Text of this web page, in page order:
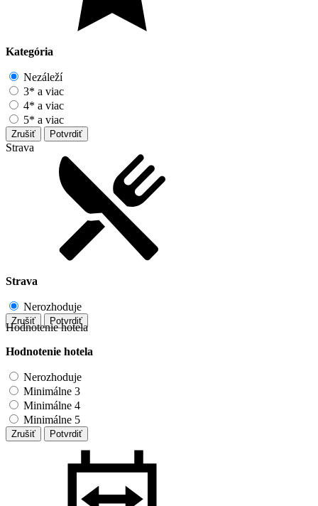
Kategória
Nezáleží
3* a viac
4* a viac
5* a viac
Zrušiť Potvrdiť
Strava
Strava
Nerozhoduje
Zrušiť Potvrdiť
Hodnotenie hotela
Hodnotenie hotela
Nerozhoduje
Minimálne 3
Minimálne 4
Minimálne 5
Zrušiť Potvrdiť